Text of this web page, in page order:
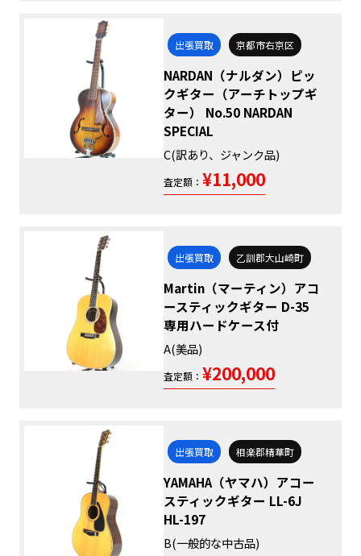
出張買取 京都市右京区
NARDAN（ナルダン）ピッ
クギター（アーチトップギ
ター） No.50 NARDAN
SPECIAL
C(訳あり、ジャンク品)
査定額： ¥11,000
出張買取 乙訓郡大山崎町
Martin（マーティン）アコ
ースティックギター D-35
専用ハードケース付
A(美品)
査定額： ¥200,000
出張買取 相楽郡精華町
YAMAHA（ヤマハ）アコー
スティックギター LL-6J
HL-197
B(一般的な中古品)